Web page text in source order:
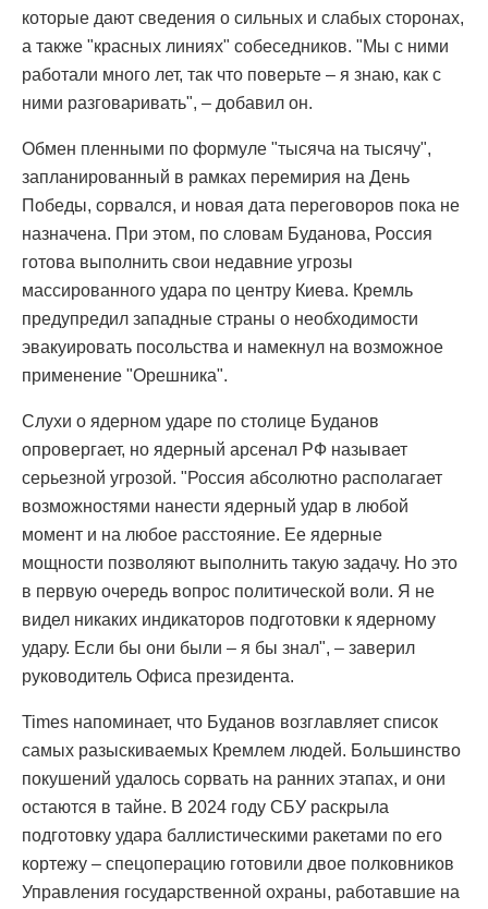
которые дают сведения о сильных и слабых сторонах,
а также "красных линиях" собеседников. "Мы с ними
работали много лет, так что поверьте – я знаю, как с
ними разговаривать", – добавил он.
Обмен пленными по формуле "тысяча на тысячу",
запланированный в рамках перемирия на День
Победы, сорвался, и новая дата переговоров пока не
назначена. При этом, по словам Буданова, Россия
готова выполнить свои недавние угрозы
массированного удара по центру Киева. Кремль
предупредил западные страны о необходимости
эвакуировать посольства и намекнул на возможное
применение "Орешника".
Слухи о ядерном ударе по столице Буданов
опровергает, но ядерный арсенал РФ называет
серьезной угрозой. "Россия абсолютно располагает
возможностями нанести ядерный удар в любой
момент и на любое расстояние. Ее ядерные
мощности позволяют выполнить такую задачу. Но это
в первую очередь вопрос политической воли. Я не
видел никаких индикаторов подготовки к ядерному
удару. Если бы они были – я бы знал", – заверил
руководитель Офиса президента.
Times напоминает, что Буданов возглавляет список
самых разыскиваемых Кремлем людей. Большинство
покушений удалось сорвать на ранних этапах, и они
остаются в тайне. В 2024 году СБУ раскрыла
подготовку удара баллистическими ракетами по его
кортежу – спецоперацию готовили двое полковников
Управления государственной охраны, работавшие на